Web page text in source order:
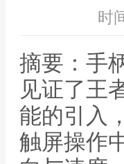
时
摘要：手
见证了王
能的引入
触屏操作